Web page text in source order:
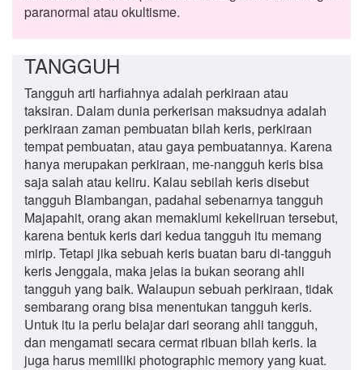
paranormal atau okultisme.
TANGGUH
Tangguh arti harfiahnya adalah perkiraan atau
taksiran. Dalam dunia perkerisan maksudnya adalah
perkiraan zaman pembuatan bilah keris, perkiraan
tempat pembuatan, atau gaya pembuatannya. Karena
hanya merupakan perkiraan, me-nangguh keris bisa
saja salah atau keliru. Kalau sebilah keris disebut
tangguh Blambangan, padahal sebenarnya tangguh
Majapahit, orang akan memaklumi kekeliruan tersebut,
karena bentuk keris dari kedua tangguh itu memang
mirip. Tetapi jika sebuah keris buatan baru di-tangguh
keris Jenggala, maka jelas ia bukan seorang ahli
tangguh yang baik. Walaupun sebuah perkiraan, tidak
sembarang orang bisa menentukan tangguh keris.
Untuk itu ia perlu belajar dari seorang ahli tangguh,
dan mengamati secara cermat ribuan bilah keris. Ia
juga harus memiliki photographic memory yang kuat.